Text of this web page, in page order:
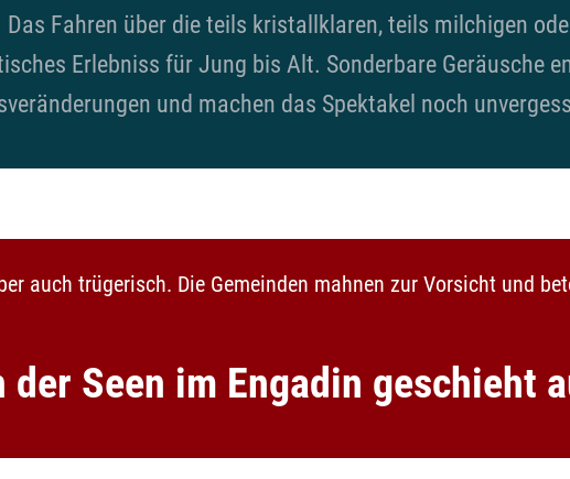
Das Fahren über die teils kristallklaren, teils milchigen
Erlebniss für Jung bis Alt. Sonderbare Geräusche
und machen das Spektakel noch
auch trügerisch. Die Gemeinden mahnen zur Vorsicht und
der Seen im Engadin geschieht